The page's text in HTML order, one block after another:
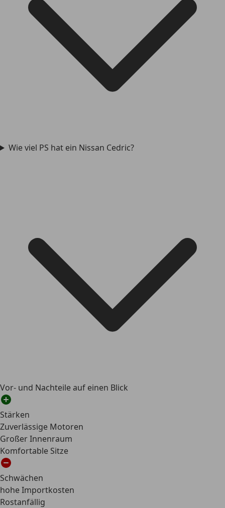
Wie viel PS hat ein Nissan Cedric?
Vor- und Nachteile auf einen Blick
Stärken
Zuverlässige Motoren
Großer Innenraum
Komfortable Sitze
Schwächen
hohe Importkosten
Rostanfällig